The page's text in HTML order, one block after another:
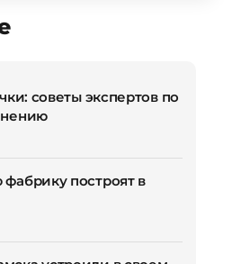
советы экспертов по
построят в